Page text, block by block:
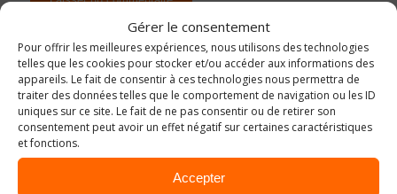
Gérer le consentement
Pour offrir les meilleures expériences, nous utilisons des technologies
telles que les cookies pour stocker et/ou accéder aux informations des
appareils. Le fait de consentir à ces technologies nous permettra de
traiter des données telles que le comportement de navigation ou les ID
uniques sur ce site. Le fait de ne pas consentir ou de retirer son
consentement peut avoir un effet négatif sur certaines caractéristiques
et fonctions.
Accepter